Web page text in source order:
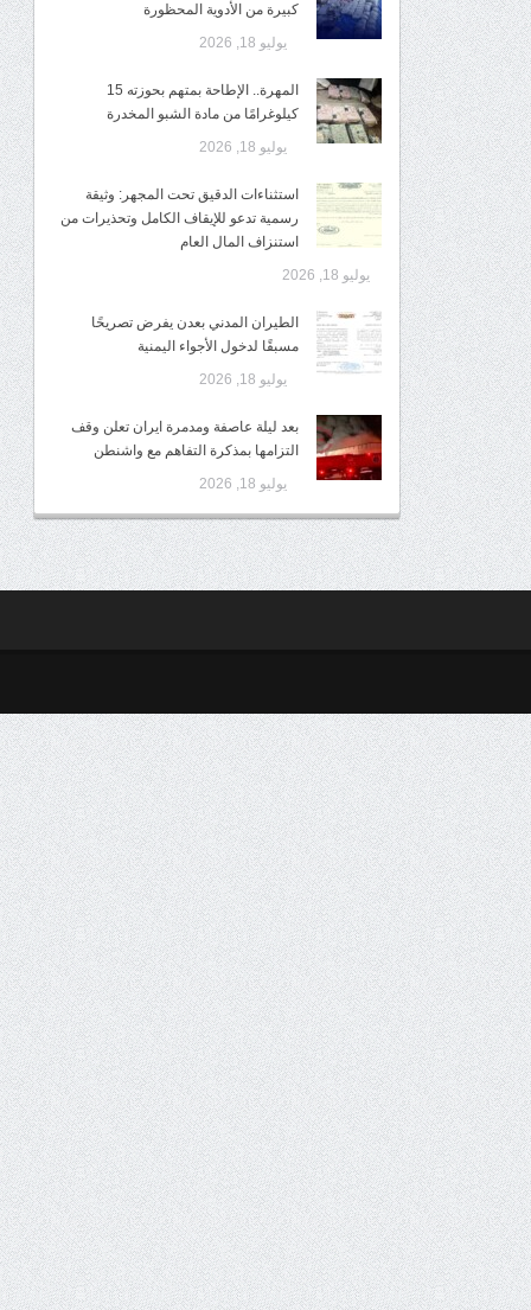
كبيرة من الأدوية المحظورة
يوليو 18, 2026
المهرة.. الإطاحة بمتهم بحوزته 15
كيلوغرامًا من مادة الشبو المخدرة
يوليو 18, 2026
استثناءات الدقيق تحت المجهر: وثيقة
رسمية تدعو للإيقاف الكامل وتحذيرات من
استنزاف المال العام
يوليو 18, 2026
الطيران المدني بعدن يفرض تصريحًا
مسبقًا لدخول الأجواء اليمنية
يوليو 18, 2026
بعد ليلة عاصفة ومدمرة ايران تعلن وقف
التزامها بمذكرة التفاهم مع واشنطن
يوليو 18, 2026